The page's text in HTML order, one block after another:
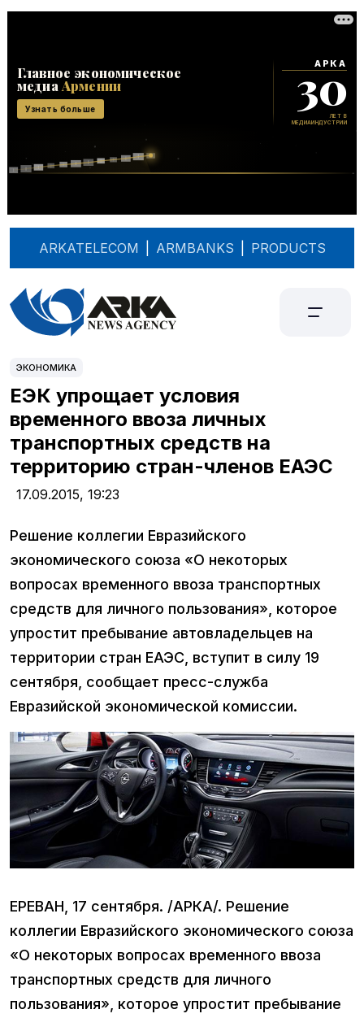
ARKATELECOM ARMBANKS PRODUCTS
ЭКОНОМИКА
ЕЭК упрощает условия
временного ввоза личных
транспортных средств на
территорию стран-членов ЕАЭС
17.09.2015, 19:23
Решение коллегии Евразийского
экономического союза «О некоторых
вопросах временного ввоза транспортных
средств для личного пользования», которое
упростит пребывание автовладельцев на
территории стран ЕАЭС, вступит в силу 19
сентября, сообщает пресс-служба
Евразийской экономической комиссии.
ЕРЕВАН, 17 сентября. /АРКА/. Решение
коллегии Евразийского экономического союза
«О некоторых вопросах временного ввоза
транспортных средств для личного
пользования», которое упростит пребывание